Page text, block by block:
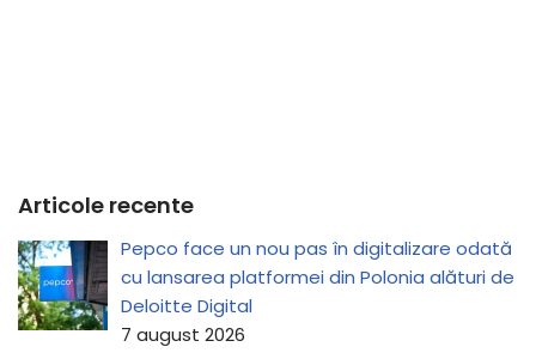
Articole recente
Pepco face un nou pas în digitalizare odată
cu lansarea platformei din Polonia alături de
Deloitte Digital
7 august 2026